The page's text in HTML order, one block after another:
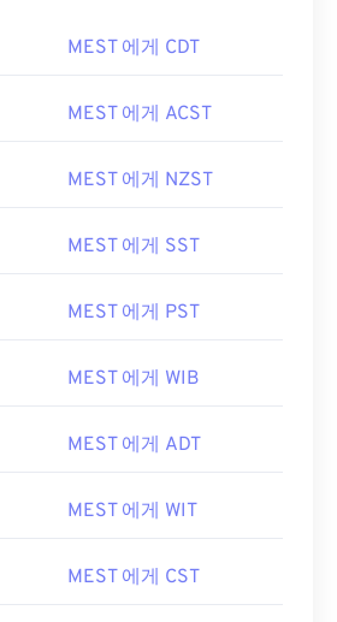
MEST 에게 CDT
MEST 에게 ACST
MEST 에게 NZST
MEST 에게 SST
MEST 에게 PST
MEST 에게 WIB
MEST 에게 ADT
MEST 에게 WIT
MEST 에게 CST